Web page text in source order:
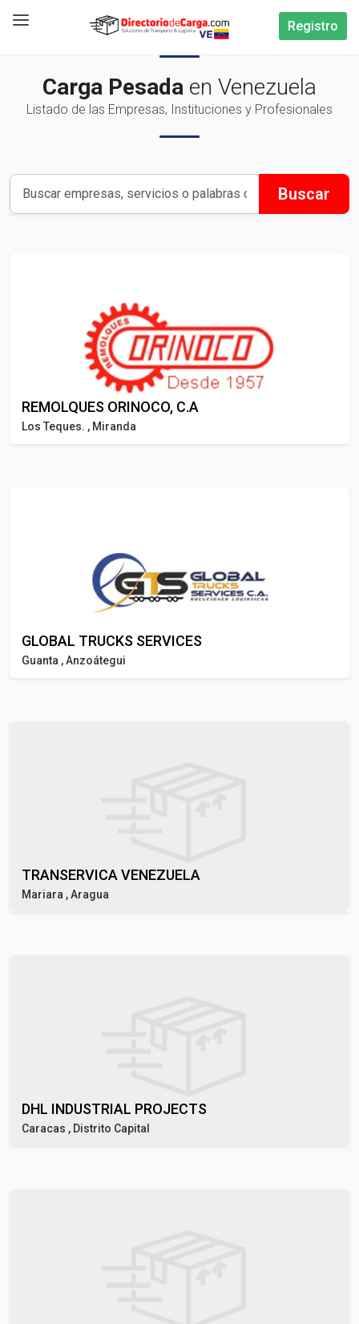
Registro
Carga Pesada en Venezuela
Listado de las Empresas, Instituciones y Profesionales
Buscar
REMOLQUES ORINOCO, C.A
Los Teques. , Miranda
GLOBAL TRUCKS SERVICES
Guanta , Anzoátegui
TRANSERVICA VENEZUELA
Mariara , Aragua
DHL INDUSTRIAL PROJECTS
Caracas , Distrito Capital